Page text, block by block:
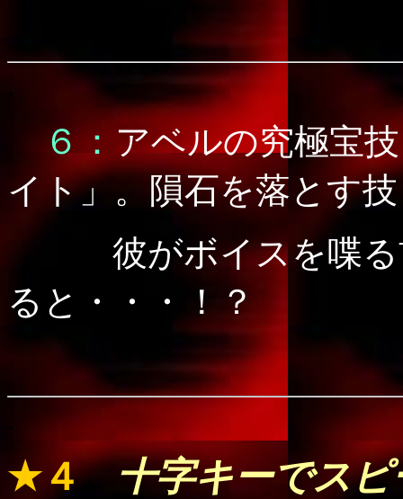
.
６： アベルの究極宝
イト」。隕石を落とす
彼がボイスを喋る
ると・・・！？
★４ 十字キーでス